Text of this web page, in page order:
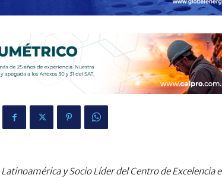
Latinoamérica y Socio Líder del Centro de Excelencia e